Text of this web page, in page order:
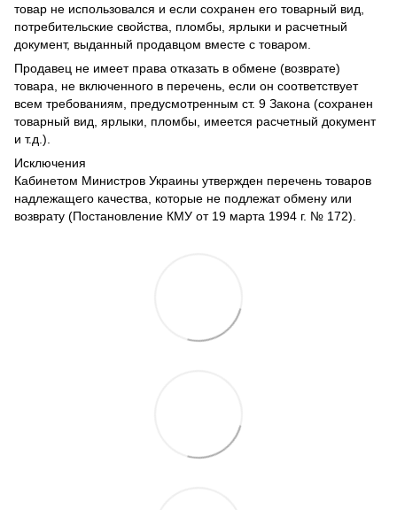
товар не использовался и если сохранен его товарный вид,
потребительские свойства, пломбы, ярлыки и расчетный
документ, выданный продавцом вместе с товаром.
Продавец не имеет права отказать в обмене (возврате)
товара, не включенного в перечень, если он соответствует
всем требованиям, предусмотренным ст. 9 Закона (сохранен
товарный вид, ярлыки, пломбы, имеется расчетный документ
и т.д.).
Исключения
Кабинетом Министров Украины утвержден перечень товаров
надлежащего качества, которые не подлежат обмену или
возврату (Постановление КМУ от 19 марта 1994 г. № 172).